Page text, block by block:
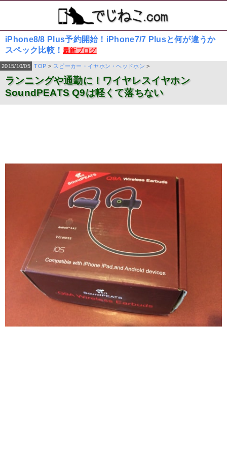
iPhone8/8 Plus予約開始！iPhone7/7 Plusと何が違うか
スペック比較！最新ブログ
2015/10/05 TOP > スピーカー・イヤホン・ヘッドホン >
ランニングや通勤に！ワイヤレスイヤホン
SoundPEATS Q9は軽くて落ちない